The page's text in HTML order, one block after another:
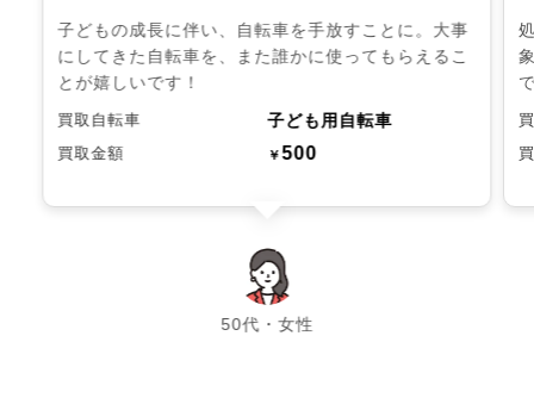
子どもの成長に伴い、自転車を手放すことに。大事
にしてきた自転車を、また誰かに使ってもらえるこ
とが嬉しいです！
買取自転車 子ども用自転車
買取金額 ￥500
50代・女性
chevron_left chevron_right